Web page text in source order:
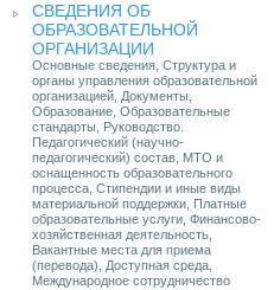
СВЕДЕНИЯ ОБ
ОБРАЗОВАТЕЛЬНОЙ
ОРГАНИЗАЦИИ
Основные сведения, Структура и
органы управления образовательной
организацией, Документы,
Образование, Образовательные
стандарты, Руководство.
Педагогический (научно-
педагогический) состав, МТО и
оснащенность образовательного
процесса, Стипендии и иные виды
материальной поддержки, Платные
образовательные услуги, Финансово-
хозяйственная деятельность,
Вакантные места для приема
(перевода), Доступная среда,
Международное сотрудничество